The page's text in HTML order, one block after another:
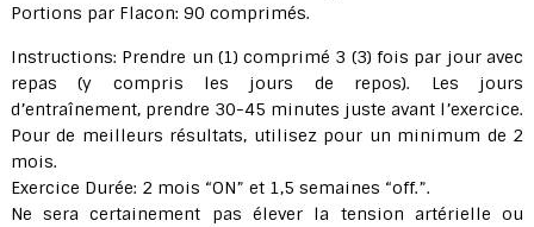
Portions par Flacon: 90 comprimés.
Instructions: Prendre un (1) comprimé 3 (3) fois par jour avec
repas (y compris les jours de repos). Les jours
d’entraînement, prendre 30-45 minutes juste avant l’exercice.
Pour de meilleurs résultats, utilisez pour un minimum de 2
mois.
Exercice Durée: 2 mois “ON” et 1,5 semaines “off.”.
Ne sera certainement pas élever la tension artérielle ou